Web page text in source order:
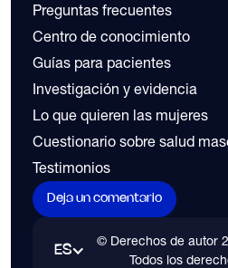
Preguntas frecuentes
Centro de conocimiento
Guías para pacientes
Investigación y evidencia
Lo que quieren las mujeres
Cuestionario sobre salud
Testimonios
Deja un comentario
ES
© Derechos de autor
Todos los